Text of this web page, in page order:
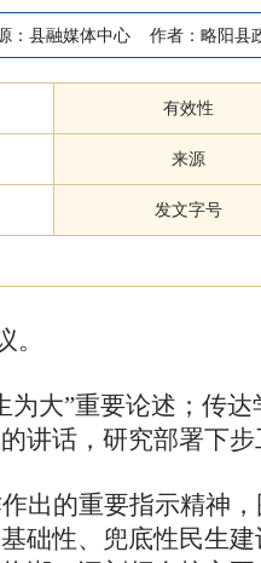
： 县融媒体中心 作者： 略阳县
有效性
来源
发文字号
。
为大”重要论述；传
讲话，研究部署下步
出的重要指示精神
础性、兜底性民生建